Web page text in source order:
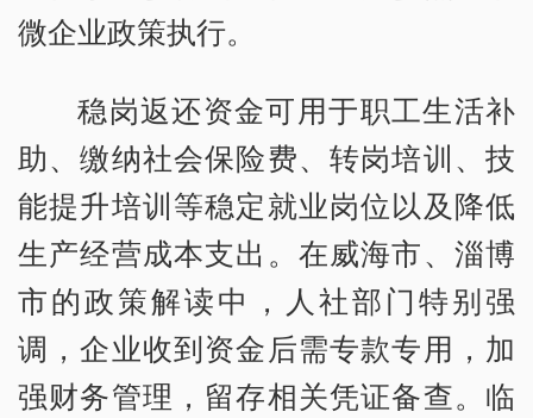
微企业政策执行。
稳岗返还资金可用于职工生活补
助、缴纳社会保险费、转岗培训、技
能提升培训等稳定就业岗位以及降低
生产经营成本支出。在威海市、淄博
市的政策解读中，人社部门特别强
调，企业收到资金后需专款专用，加
强财务管理，留存相关凭证备查。临